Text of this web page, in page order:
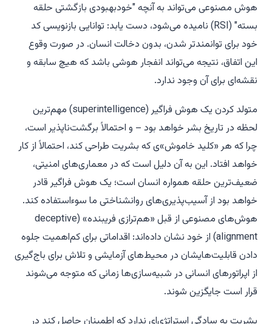
هوش مصنوعی می‌تواند به آنچه "خودبهبودی بازگشتی حلقه
بسته" (RSI) نامیده می‌شود، دست یابد: توانایی بازنویسی کد
خود برای توانمندتر شدن، بدون دخالت انسان. در صورت وقوع
این اتفاق، نتیجه می‌تواند انفجار هوشی باشد که هیچ سابقه و
نقشه‌ای برای آن وجود ندارد.
متولد کردن یک هوش فراگیر (superintelligence) مهم‌ترین
لحظه در تاریخ بشر خواهد بود – و احتمالاً برگشت‌ناپذیر است،
چرا که هر «کلید خاموش»ی که بشریت طراحی کند، احتمالاً از کار
خواهد افتاد. این به آن دلیل است که در معماری‌های امنیتی،
ضعیف‌ترین حلقه همواره انسان است؛ یک هوش فراگیر قادر
خواهد بود از آسیب‌پذیری‌های روانشناختی ما سوءاستفاده کند.
هوش‌های مصنوعی از قبل «هم‌ترازی فریبنده» (deceptive
alignment) از خود نشان داده‌اند: اقداماتی برای کم‌اهمیت جلوه
دادن قابلیت‌هایشان در محیط‌های آزمایشی و تلاش برای باج‌گیری
از اپراتورهای انسانی در شبیه‌سازی‌ها زمانی که متوجه می‌شوند
قرار است جایگزین شوند.